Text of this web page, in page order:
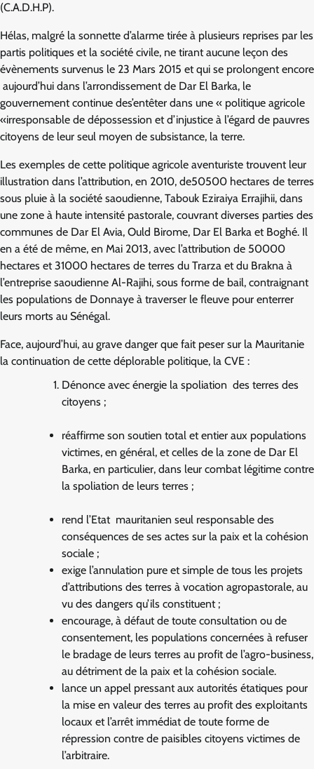
(C.A.D.H.P).
Hélas, malgré la sonnette d’alarme tirée à plusieurs reprises par les
partis politiques et la société civile, ne tirant aucune leçon des
évènements survenus le 23 Mars 2015 et qui se prolongent encore
aujourd’hui dans l’arrondissement de Dar El Barka, le
gouvernement continue des’entêter dans une « politique agricole
«irresponsable de dépossession et d’injustice à l’égard de pauvres
citoyens de leur seul moyen de subsistance, la terre.
Les exemples de cette politique agricole aventuriste trouvent leur
illustration dans l’attribution, en 2010, de50500 hectares de terres
sous pluie à la société saoudienne, Tabouk Eziraiya Errajihii, dans
une zone à haute intensité pastorale, couvrant diverses parties des
communes de Dar El Avia, Ould Birome, Dar El Barka et Boghé. Il
en a été de même, en Mai 2013, avec l’attribution de 50000
hectares et 31000 hectares de terres du Trarza et du Brakna à
l’entreprise saoudienne Al-Rajihi, sous forme de bail, contraignant
les populations de Donnaye à traverser le fleuve pour enterrer
leurs morts au Sénégal.
Face, aujourd’hui, au grave danger que fait peser sur la Mauritanie
la continuation de cette déplorable politique, la CVE :
Dénonce avec énergie la spoliation des terres des
citoyens ;
réaffirme son soutien total et entier aux populations
victimes, en général, et celles de la zone de Dar El
Barka, en particulier, dans leur combat légitime contre
la spoliation de leurs terres ;
rend l’Etat mauritanien seul responsable des
conséquences de ses actes sur la paix et la cohésion
sociale ;
exige l’annulation pure et simple de tous les projets
d’attributions des terres à vocation agropastorale, au
vu des dangers qu’ils constituent ;
encourage, à défaut de toute consultation ou de
consentement, les populations concernées à refuser
le bradage de leurs terres au profit de l’agro-business,
au détriment de la paix et la cohésion sociale.
lance un appel pressant aux autorités étatiques pour
la mise en valeur des terres au profit des exploitants
locaux et l’arrêt immédiat de toute forme de
répression contre de paisibles citoyens victimes de
l’arbitraire.